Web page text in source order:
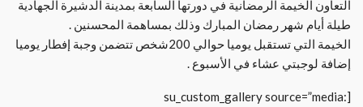
التعاون الخيمة الرمضانية في دورتها السابعة بمدينة الدشيرة الجهادية
طيلة أيام شهر رمضان المبارك وذلك بمساهمة المحسنين .
الخيمة التي تستقبل يوميا حوالي 200شخص تتضمن وجبة إفطار يوميا
إضافة لوجبتي عشاء في الأسبوع .
[su_custom_gallery source=”media: